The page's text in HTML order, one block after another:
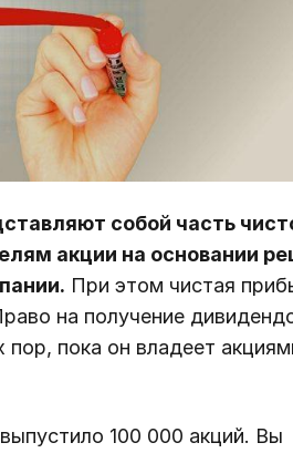
собой часть
акции на основании
При этом чистая
на получение
пока он владеет
100 000 акций. Вы